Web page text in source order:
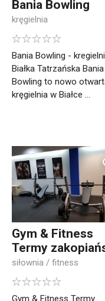
Bania Bowling
kręgielnia
Bania Bowling -
Białka Tatrzańska Bania
Bowling to nowo
kręgielnia w Białce ...
Gym & Fitness
Termy
siłownia / fitness
Gym & Fitness Termy